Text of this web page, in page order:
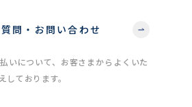
問・お問い合わせ
いについて、お客さまからよくいた
しております。